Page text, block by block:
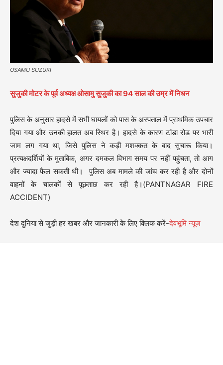
OSAMU SUZUKI
सुजुकी मोटर के पूर्व अध्यक्ष ओसामु सुजुकी का 94 साल की उम्र में निधन
पुलिस के अनुसार हादसे में सभी घायलों को पास के अस्पताल में प्राथमिक उपचार
दिया गया और उनकी हालत अब स्थिर है। हादसे के कारण टांडा रोड पर भारी
जाम लग गया था, जिसे पुलिस ने कड़ी मशक्कत के बाद सुचारू किया।
प्रत्यक्षदर्शियों के मुताबिक, अगर दमकल विभाग समय पर नहीं पहुंचता, तो आग
और ज्यादा फैल सकती थी। पुलिस अब मामले की जांच कर रही है और दोनों
वाहनों के चालकों से पूछताछ कर रही है।(PANTNAGAR FIRE
ACCIDENT)
देश दुनिया से जुड़ी हर खबर और जानकारी के लिए क्लिक करें-देवभूमि न्यूज